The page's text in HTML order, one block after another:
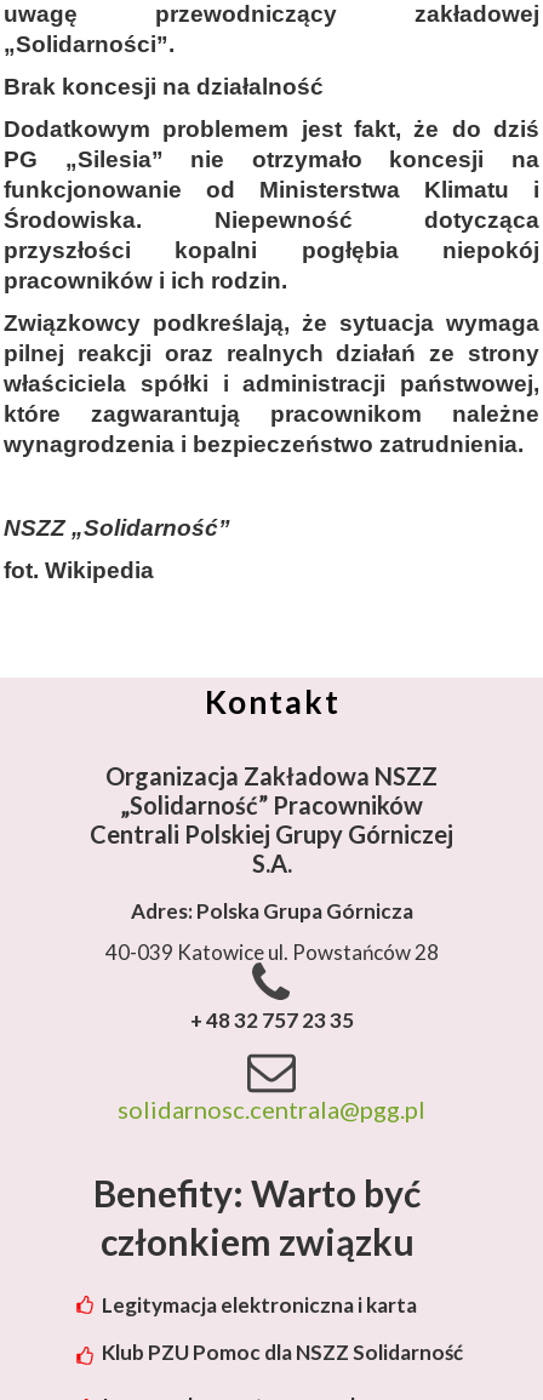
uwagę przewodniczący zakładowej
„Solidarności”.
Brak koncesji na działalność
Dodatkowym problemem jest fakt, że do dziś
PG „Silesia” nie otrzymało koncesji na
funkcjonowanie od Ministerstwa Klimatu i
Środowiska. Niepewność dotycząca
przyszłości kopalni pogłębia niepokój
pracowników i ich rodzin.
Związkowcy podkreślają, że sytuacja wymaga
pilnej reakcji oraz realnych działań ze strony
właściciela spółki i administracji państwowej,
które zagwarantują pracownikom należne
wynagrodzenia i bezpieczeństwo zatrudnienia.
NSZZ „Solidarność”
fot. Wikipedia
Benefity: Warto być
członkiem związku
Legitymacja elektroniczna i karta
Klub PZU Pomoc dla NSZZ Solidarność
Kontakt
solidarnosc.centrala@pgg.pl
+ 48 32 757 23 35
Adres: Polska Grupa Górnicza
40-039 Katowice ul. Powstańców 28
Organizacja Zakładowa NSZZ
„Solidarność” Pracowników
Centrali Polskiej Grupy Górniczej
S.A.